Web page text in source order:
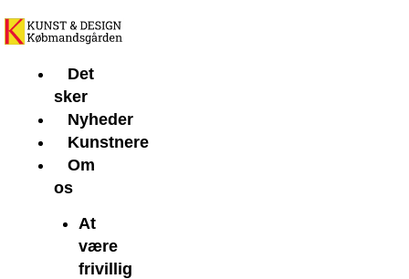
til
Det
sker
Nyheder
Kunstnere
Om
os
At
være
frivillig